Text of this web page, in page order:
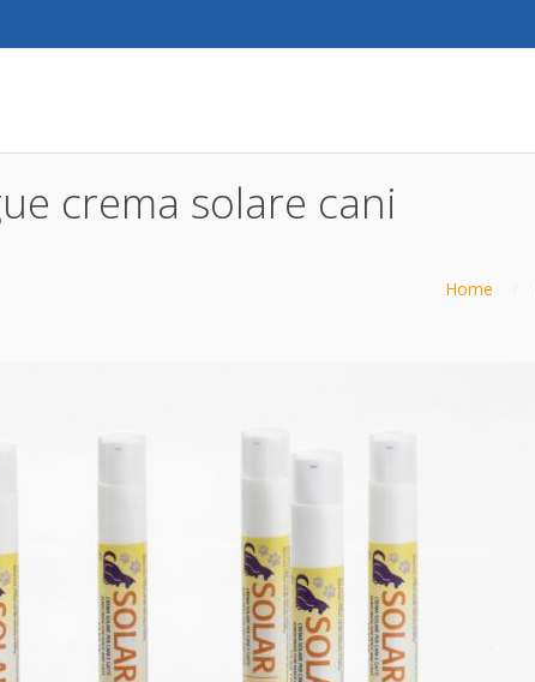
crema solare cani
Home